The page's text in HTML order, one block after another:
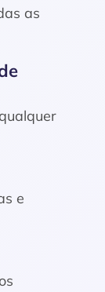
as
e